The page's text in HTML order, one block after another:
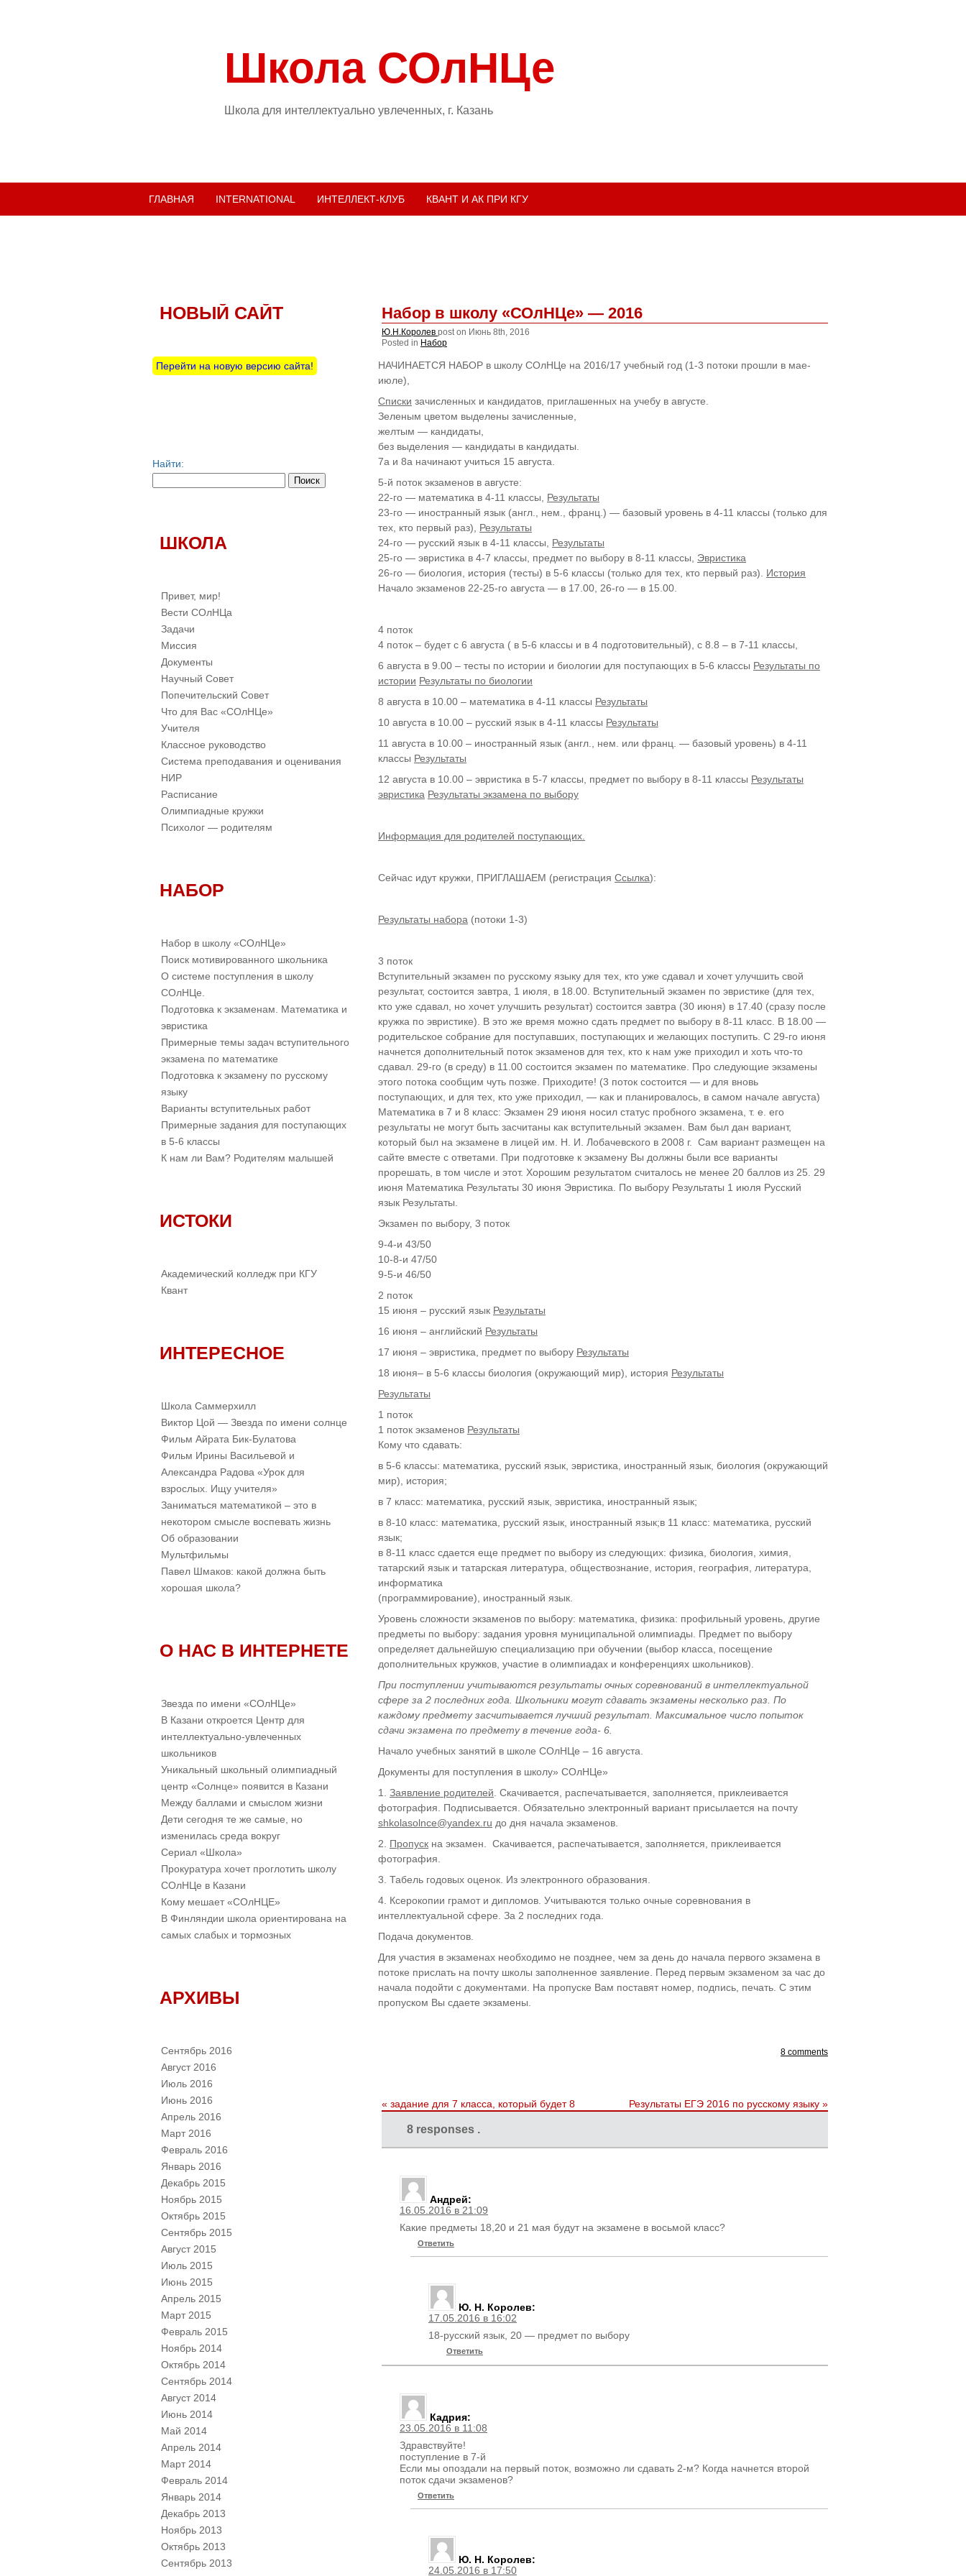
Школа СОлНЦе
Школа для интеллектуально увлеченных, г. Казань
ГЛАВНАЯ INTERNATIONAL ИНТЕЛЛЕКТ-КЛУБ КВАНТ И АК ПРИ КГУ
Набор в школу «СОлНЦе» — 2016
Ю.Н.Королев post on Июнь 8th, 2016
Posted in Набор
НАЧИНАЕТСЯ НАБОР в школу СОлНЦе на 2016/17 учебный год (1-3 потоки прошли в мае-
июле),
Списки зачисленных и кандидатов, приглашенных на учебу в августе.
Зеленым цветом выделены зачисленные,
желтым — кандидаты,
без выделения — кандидаты в кандидаты.
7а и 8а начинают учиться 15 августа.
5-й поток экзаменов в августе:
22-го — математика в 4-11 классы, Результаты
23-го — иностранный язык (англ., нем., франц.) — базовый уровень в 4-11 классы (только для
тех, кто первый раз), Результаты
24-го — русский язык в 4-11 классы, Результаты
25-го — эвристика в 4-7 классы, предмет по выбору в 8-11 классы, Эвристика
26-го — биология, история (тесты) в 5-6 классы (только для тех, кто первый раз). История
Начало экзаменов 22-25-го августа — в 17.00, 26-го — в 15.00.
4 поток
4 поток – будет с 6 августа ( в 5-6 классы и в 4 подготовительный), с 8.8 – в 7-11 классы,
6 августа в 9.00 – тесты по истории и биологии для поступающих в 5-6 классы Результаты по
истории Результаты по биологии
8 августа в 10.00 – математика в 4-11 классы Результаты
10 августа в 10.00 – русский язык в 4-11 классы Результаты
11 августа в 10.00 – иностранный язык (англ., нем. или франц. — базовый уровень) в 4-11
классы Результаты
12 августа в 10.00 – эвристика в 5-7 классы, предмет по выбору в 8-11 классы Результаты
эвристика Результаты экзамена по выбору
Информация для родителей поступающих.
Сейчас идут кружки, ПРИГЛАШАЕМ (регистрация Ссылка):
Результаты набора (потоки 1-3)
3 поток
Вступительный экзамен по русскому языку для тех, кто уже сдавал и хочет улучшить свой
результат, состоится завтра, 1 июля, в 18.00. Вступительный экзамен по эвристике (для тех,
кто уже сдавал, но хочет улучшить результат) состоится завтра (30 июня) в 17.40 (сразу после
кружка по эвристике). В это же время можно сдать предмет по выбору в 8-11 класс. В 18.00 —
родительское собрание для поступавших, поступающих и желающих поступить. С 29-го июня
начнется дополнительный поток экзаменов для тех, кто к нам уже приходил и хоть что-то
сдавал. 29-го (в среду) в 11.00 состоится экзамен по математике. Про следующие экзамены
этого потока сообщим чуть позже. Приходите! (3 поток состоится — и для вновь
поступающих, и для тех, кто уже приходил, — как и планировалось, в самом начале августа)
Математика в 7 и 8 класс: Экзамен 29 июня носил статус пробного экзамена, т. е. его
результаты не могут быть засчитаны как вступительный экзамен. Вам был дан вариант,
который был на экзамене в лицей им. Н. И. Лобачевского в 2008 г. Сам вариант размещен на
сайте вместе с ответами. При подготовке к экзамену Вы должны были все варианты
прорешать, в том числе и этот. Хорошим результатом считалось не менее 20 баллов из 25. 29
июня Математика Результаты 30 июня Эвристика. По выбору Результаты 1 июля Русский
язык Результаты.
Экзамен по выбору, 3 поток
9-4-и 43/50
10-8-и 47/50
9-5-и 46/50
2 поток
15 июня – русский язык Результаты
16 июня – английский Результаты
17 июня – эвристика, предмет по выбору Результаты
18 июня– в 5-6 классы биология (окружающий мир), история Результаты
Результаты
1 поток
1 поток экзаменов Результаты
Кому что сдавать:
в 5-6 классы: математика, русский язык, эвристика, иностранный язык, биология (окружающий
мир), история;
в 7 класс: математика, русский язык, эвристика, иностранный язык;
в 8-10 класс: математика, русский язык, иностранный язык;в 11 класс: математика, русский
язык;
в 8-11 класс сдается еще предмет по выбору из следующих: физика, биология, химия,
татарский язык и татарская литература, обществознание, история, география, литература,
информатика
(программирование), иностранный язык.
Уровень сложности экзаменов по выбору: математика, физика: профильный уровень, другие
предметы по выбору: задания уровня муниципальной олимпиады. Предмет по выбору
определяет дальнейшую специализацию при обучении (выбор класса, посещение
дополнительных кружков, участие в олимпиадах и конференциях школьников).
При поступлении учитываются результаты очных соревнований в интеллектуальной
сфере за 2 последних года. Школьники могут сдавать экзамены несколько раз. По
каждому предмету засчитывается лучший результат. Максимальное число попыток
сдачи экзамена по предмету в течение года- 6.
Начало учебных занятий в школе СОлНЦе – 16 августа.
Документы для поступления в школу» СОлНЦе»
1. Заявление родителей . Скачивается, распечатывается, заполняется, приклеивается
фотография. Подписывается. Обязательно электронный вариант присылается на почту
shkolasolnce@yandex.ru до дня начала экзаменов.
2. Пропуск на экзамен. Скачивается, распечатывается, заполняется, приклеивается
фотография.
3. Табель годовых оценок. Из электронного образования.
4. Ксерокопии грамот и дипломов. Учитываются только очные соревнования в
интеллектуальной сфере. За 2 последних года.
Подача документов.
Для участия в экзаменах необходимо не позднее, чем за день до начала первого экзамена в
потоке прислать на почту школы заполненное заявление. Перед первым экзаменом за час до
начала подойти с документами. На пропуске Вам поставят номер, подпись, печать. С этим
пропуском Вы сдаете экзамены.
8 comments
« задание для 7 класса, который будет 8 Результаты ЕГЭ 2016 по русскому языку »
8 responses .
Андрей:
16.05.2016 в 21:09
Какие предметы 18,20 и 21 мая будут на экзамене в восьмой класс?
Ответить
Ю. Н. Королев:
17.05.2016 в 16:02
18-русский язык, 20 — предмет по выбору
Ответить
Кадрия:
23.05.2016 в 11:08
Здравствуйте!
поступление в 7-й
Если мы опоздали на первый поток, возможно ли сдавать 2-м? Когда начнется второй
поток сдачи экзаменов?
Ответить
Ю. Н. Королев:
24.05.2016 в 17:50
НОВЫЙ САЙТ
Перейти на новую версию сайта!
Найти:
ШКОЛА
Привет, мир!
Вести СОлНЦа
Задачи
Миссия
Документы
Научный Совет
Попечительский Совет
Что для Вас «СОлНЦе»
Учителя
Классное руководство
Система преподавания и оценивания
НИР
Расписание
Олимпиадные кружки
Психолог — родителям
НАБОР
Набор в школу «СОлНЦе»
Поиск мотивированного школьника
О системе поступления в школу
СОлНЦе.
Подготовка к экзаменам. Математика и
эвристика
Примерные темы задач вступительного
экзамена по математике
Подготовка к экзамену по русскому
языку
Варианты вступительных работ
Примерные задания для поступающих
в 5-6 классы
К нам ли Вам? Родителям малышей
ИСТОКИ
Академический колледж при КГУ
Квант
ИНТЕРЕСНОЕ
Школа Саммерхилл
Виктор Цой — Звезда по имени солнце
Фильм Айрата Бик-Булатова
Фильм Ирины Васильевой и
Александра Радова «Урок для
взрослых. Ищу учителя»
Заниматься математикой – это в
некотором смысле воспевать жизнь
Об образовании
Мультфильмы
Павел Шмаков: какой должна быть
хорошая школа?
О НАС В ИНТЕРНЕТЕ
Звезда по имени «СОлНЦе»
В Казани откроется Центр для
интеллектуально-увлеченных
школьников
Уникальный школьный олимпиадный
центр «Солнце» появится в Казани
Между баллами и смыслом жизни
Дети сегодня те же самые, но
изменилась среда вокруг
Cериал «Школа»
Прокуратура хочет проглотить школу
СОлНЦе в Казани
Кому мешает «СОлНЦЕ»
В Финляндии школа ориентирована на
самых слабых и тормозных
АРХИВЫ
Сентябрь 2016
Август 2016
Июль 2016
Июнь 2016
Апрель 2016
Март 2016
Февраль 2016
Январь 2016
Декабрь 2015
Ноябрь 2015
Октябрь 2015
Сентябрь 2015
Август 2015
Июль 2015
Июнь 2015
Апрель 2015
Март 2015
Февраль 2015
Ноябрь 2014
Октябрь 2014
Сентябрь 2014
Август 2014
Июнь 2014
Май 2014
Апрель 2014
Март 2014
Февраль 2014
Январь 2014
Декабрь 2013
Ноябрь 2013
Октябрь 2013
Сентябрь 2013